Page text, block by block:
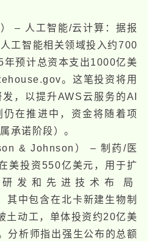
– 人工智能/云计算：据报
工智能相关领域投入约700
年预计总资本支出1000亿美
。这笔投资将用
，以提升AWS云服务的AI
在推进中，资金将随着项
承诺阶段）。
& Johnson） – 制药/医
美投资550亿美元，用于扩
发和先进技术布​局​
中包含在北卡新建生物制
土动工，单体投资约20亿美
分析师指出强生公布的总额